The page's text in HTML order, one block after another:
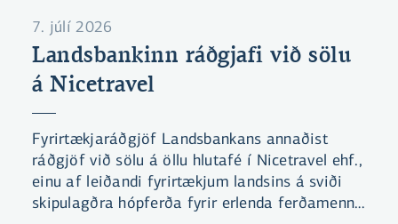
7. júlí 2026
Landsbankinn ráðgjafi við sölu
á Nicetravel
Fyrirtækjaráðgjöf Landsbankans annaðist
ráðgjöf við sölu á öllu hlutafé í Nicetravel ehf.,
einu af leiðandi fyrirtækjum landsins á sviði
skipulagðra hópferða fyrir erlenda ferðamenn.